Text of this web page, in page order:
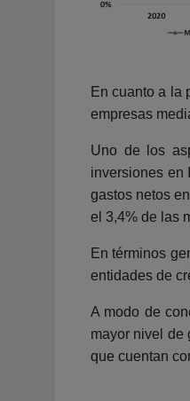
En cuanto a la
empresas
Uno de los
inversiones en
gastos netos
el 3,4% de las
En términos
entidades de
A modo de
mayor nivel de
que cuentan